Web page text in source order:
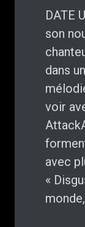
DATE
son
dans
voir
avec
«